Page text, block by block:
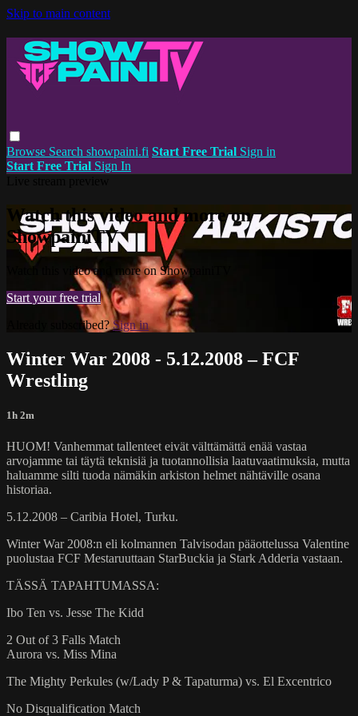
Skip to main content
Browse Search showpaini.fi Start Free Trial Sign in
Start Free Trial Sign In
Watch this video and more on
ShowpainiTV
Watch this video and more on ShowpainiTV
Start your free trial
Already subscribed?Sign in
Winter War 2008 - 5.12.2008 – FCF
Wrestling
1h 2m
HUOM! Vanhemmat tallenteet eivät välttämättä enää vastaa
arvojamme tai täytä teknisiä ja tuotannollisia laatuvaatimuksia, mutta
haluamme silti tuoda nämäkin arkiston helmet nähtäville osana
historiaa.
5.12.2008 – Caribia Hotel, Turku.
Winter War 2008:n eli kolmannen Talvisodan pääottelussa Valentine
puolustaa FCF Mestaruuttaan StarBuckia ja Stark Adderia vastaan.
TÄSSÄ TAPAHTUMASSA:
Ibo Ten vs. Jesse The Kidd
2 Out of 3 Falls Match
Aurora vs. Miss Mina
The Mighty Perkules (w/Lady P & Tapaturma) vs. El Excentrico
No Disqualification Match